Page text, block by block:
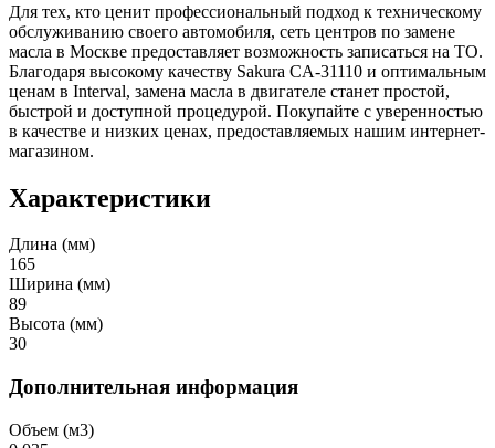
Для тех, кто ценит профессиональный подход к техническому
обслуживанию своего автомобиля, сеть центров по замене
масла в Москве предоставляет возможность записаться на ТО.
Благодаря высокому качеству Sakura CA-31110 и оптимальным
ценам в Interval, замена масла в двигателе станет простой,
быстрой и доступной процедурой. Покупайте с уверенностью
в качестве и низких ценах, предоставляемых нашим интернет-
магазином.
Характеристики
Длина (мм)
165
Ширина (мм)
89
Высота (мм)
30
Дополнительная информация
Объем (м3)